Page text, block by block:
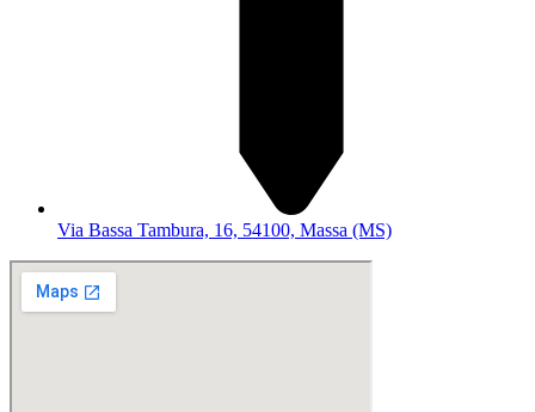
Via Bassa Tambura, 16, 54100, Massa (MS)